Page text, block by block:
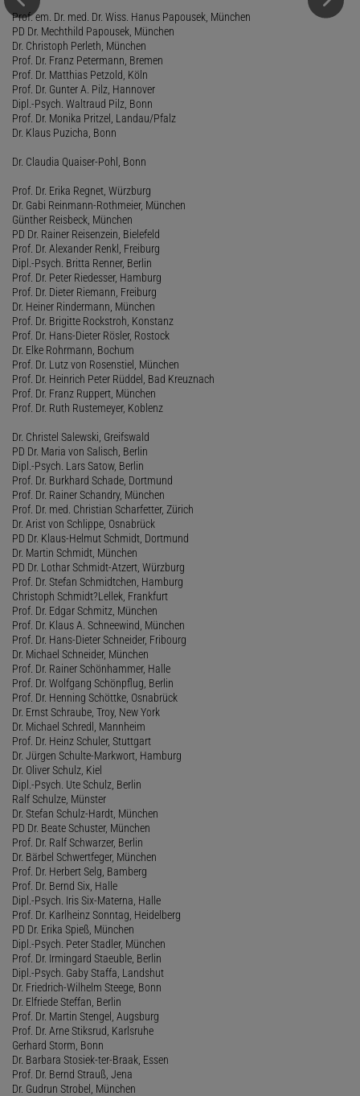
Prof. em. Dr. med. Dr. Wiss. Hanus Papousek, München
PD Dr. Mechthild Papousek, München
Dr. Christoph Perleth, München
Prof. Dr. Franz Petermann, Bremen
Prof. Dr. Matthias Petzold, Köln
Prof. Dr. Gunter A. Pilz, Hannover
Dipl.-Psych. Waltraud Pilz, Bonn
Prof. Dr. Monika Pritzel, Landau/Pfalz
Dr. Klaus Puzicha, Bonn
Dr. Claudia Quaiser-Pohl, Bonn
Prof. Dr. Erika Regnet, Würzburg
Dr. Gabi Reinmann-Rothmeier, München
Günther Reisbeck, München
PD Dr. Rainer Reisenzein, Bielefeld
Prof. Dr. Alexander Renkl, Freiburg
Dipl.-Psych. Britta Renner, Berlin
Prof. Dr. Peter Riedesser, Hamburg
Prof. Dr. Dieter Riemann, Freiburg
Dr. Heiner Rindermann, München
Prof. Dr. Brigitte Rockstroh, Konstanz
Prof. Dr. Hans-Dieter Rösler, Rostock
Dr. Elke Rohrmann, Bochum
Prof. Dr. Lutz von Rosenstiel, München
Prof. Dr. Heinrich Peter Rüddel, Bad Kreuznach
Prof. Dr. Franz Ruppert, München
Prof. Dr. Ruth Rustemeyer, Koblenz
Dr. Christel Salewski, Greifswald
PD Dr. Maria von Salisch, Berlin
Dipl.-Psych. Lars Satow, Berlin
Prof. Dr. Burkhard Schade, Dortmund
Prof. Dr. Rainer Schandry, München
Prof. Dr. med. Christian Scharfetter, Zürich
Dr. Arist von Schlippe, Osnabrück
PD Dr. Klaus-Helmut Schmidt, Dortmund
Dr. Martin Schmidt, München
PD Dr. Lothar Schmidt-Atzert, Würzburg
Prof. Dr. Stefan Schmidtchen, Hamburg
Christoph Schmidt?Lellek, Frankfurt
Prof. Dr. Edgar Schmitz, München
Prof. Dr. Klaus A. Schneewind, München
Prof. Dr. Hans-Dieter Schneider, Fribourg
Dr. Michael Schneider, München
Prof. Dr. Rainer Schönhammer, Halle
Prof. Dr. Wolfgang Schönpflug, Berlin
Prof. Dr. Henning Schöttke, Osnabrück
Dr. Ernst Schraube, Troy, New York
Dr. Michael Schredl, Mannheim
Prof. Dr. Heinz Schuler, Stuttgart
Dr. Jürgen Schulte-Markwort, Hamburg
Dr. Oliver Schulz, Kiel
Dipl.-Psych. Ute Schulz, Berlin
Ralf Schulze, Münster
Dr. Stefan Schulz-Hardt, München
PD Dr. Beate Schuster, München
Prof. Dr. Ralf Schwarzer, Berlin
Dr. Bärbel Schwertfeger, München
Prof. Dr. Herbert Selg, Bamberg
Prof. Dr. Bernd Six, Halle
Dipl.-Psych. Iris Six-Materna, Halle
Prof. Dr. Karlheinz Sonntag, Heidelberg
PD Dr. Erika Spieß, München
Dipl.-Psych. Peter Stadler, München
Prof. Dr. Irmingard Staeuble, Berlin
Dipl.-Psych. Gaby Staffa, Landshut
Dr. Friedrich-Wilhelm Steege, Bonn
Dr. Elfriede Steffan, Berlin
Prof. Dr. Martin Stengel, Augsburg
Prof. Dr. Arne Stiksrud, Karlsruhe
Gerhard Storm, Bonn
Dr. Barbara Stosiek-ter-Braak, Essen
Prof. Dr. Bernd Strauß, Jena
Dr. Gudrun Strobel, München